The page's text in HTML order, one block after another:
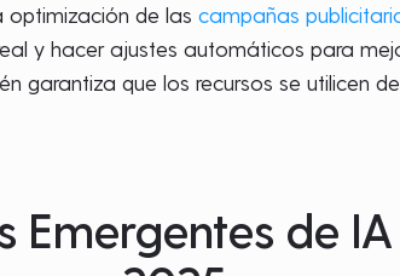
optimización de lascampañas
y hacer ajustes automáticos para
garantiza que los recursos se utilicen
Emergentes de